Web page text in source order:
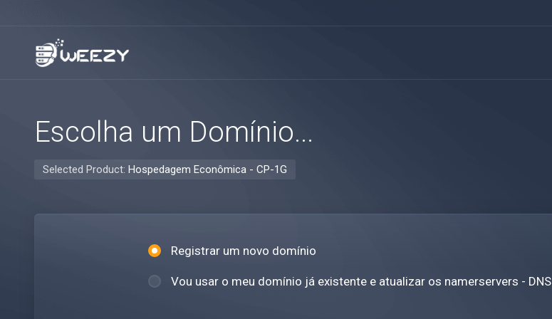
Escolha um Domínio...
Selected Product: Hospedagem Econômica - CP-1G
Registrar um novo domínio
Vou usar o meu domínio já existente e atualizar os namerservers - DNS